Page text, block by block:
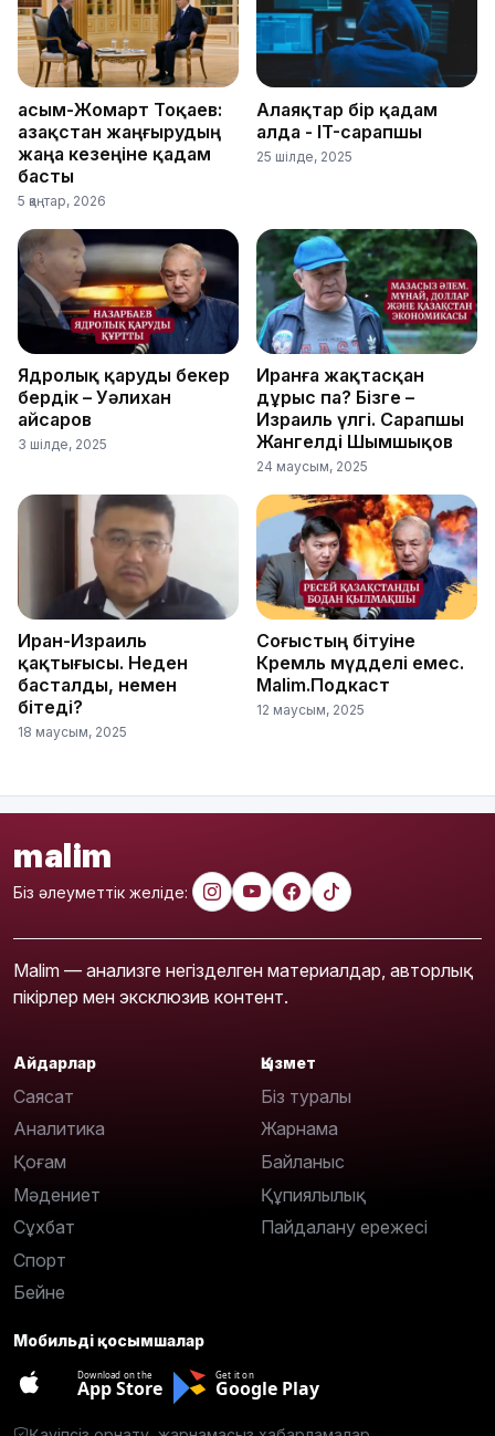
Қасым-Жомарт Тоқаев:
Қазақстан жаңғырудың
жаңа кезеңіне қадам
басты
5 қаңтар, 2026
Алаяқтар бір қадам
алда - IT-сарапшы
25 шілде, 2025
Ядролық қаруды бекер
бердік – Уәлихан
Қайсаров
3 шілде, 2025
Иранға жақтасқан
дұрыс па? Бізге –
Израиль үлгі. Сарапшы
Жангелді Шымшықов
24 маусым, 2025
Иран-Израиль
қақтығысы. Неден
басталды, немен
бітеді?
18 маусым, 2025
Соғыстың бітуіне
Кремль мүдделі емес.
Malim.Подкаст
12 маусым, 2025
malim
Біз әлеуметтік желіде:
Malim — анализге негізделген материалдар, авторлық
пікірлер мен эксклюзив контент.
Айдарлар
Саясат
Аналитика
Қоғам
Мәдениет
Сұхбат
Спорт
Бейне
Қызмет
Біз туралы
Жарнама
Байланыс
Құпиялылық
Пайдалану ережесі
Мобильді қосымшалар
Download on the
App Store
Get it on
Google Play